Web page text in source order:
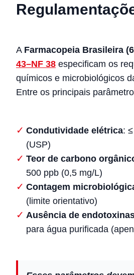
A Farmacopeia Brasileira
43–NF 38 especificam os
químicos e microbiológicos
Entre os principais
Condutividade elétrica:
(USP)
Teor de carbono
500 ppb (0,5 mg/L)
Contagem
(limite orientativo)
Ausência de
para água purificada